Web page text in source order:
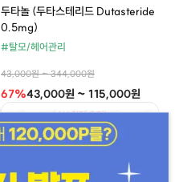
두타놀 (두타스테리드 Dutasteride
0.5mg)
#탈모/헤어관리
43,000원 ~ 344,000원
67%43,000원 ~ 115,000원